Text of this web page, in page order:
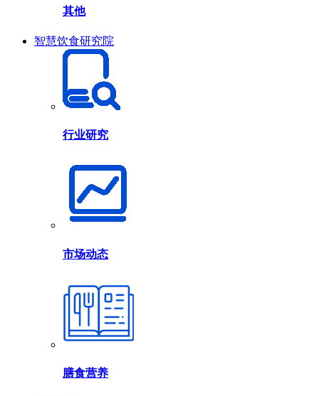
其他
智慧饮食研究院
行业研究
市场动态
膳食营养